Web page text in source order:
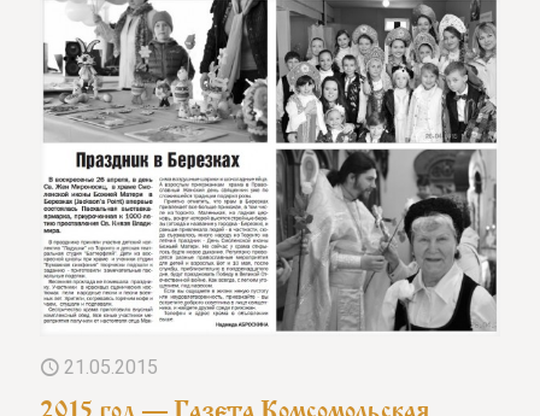
21.05.2015
2015 год — Газета Комсомольская